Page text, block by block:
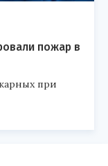
пожар в
при